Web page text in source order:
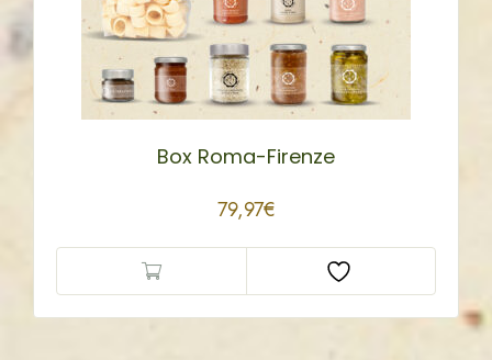
Box Roma-Firenze
79,97€